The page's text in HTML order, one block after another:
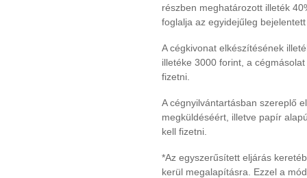
részben meghatározott illeték
foglalja az egyidejűleg
A cégkivonat elkészítésének
illetéke 3000 forint, a
fizetni.
A cégnyilvántartásban szereplő
megküldéséért, illetve papír
kell fizetni.
*Az egyszerűsített eljárás
kerül megalapításra. Ezzel a